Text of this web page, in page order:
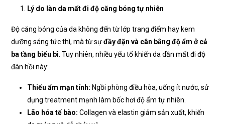
Lý do làn da mất đi độ căng bóng tự nhiên
Độ căng bóng của da không đến từ lớp trang điểm hay kem
dưỡng sáng tức thì, mà từ sựđầy đặn và cân bằng độ ẩm ở cả
ba tầng biểu bì . Tuy nhiên, nhiều yếu tố khiến da dần mất đi độ
đàn hồi này:
Thiếu ẩm mạn tính: Ngồi phòng điều hòa, uống ít nước, sử
dụng treatment mạnh làm bốc hơi độ ẩm tự nhiên.
Lão hóa tế bào: Collagen và elastin giảm sản xuất, khiến